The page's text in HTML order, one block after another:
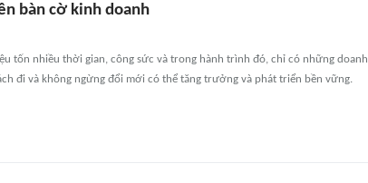
bàn cờ kinh doanh
tốn nhiều thời gian, công sức và trong hành trình đó, chỉ có những doanh
đi và không ngừng đổi mới có thể tăng trưởng và phát triển bền vững.